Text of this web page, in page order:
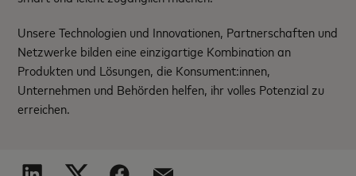
Unsere Technologien und Innovationen, Partnerschaften und
Netzwerke bilden eine einzigartige Kombination an
Produkten und Lösungen, die Konsument:innen,
Unternehmen und Behörden helfen, ihr volles Potenzial zu
erreichen.